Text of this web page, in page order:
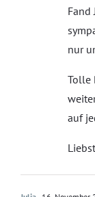
Fand
nur
Tolle
auf